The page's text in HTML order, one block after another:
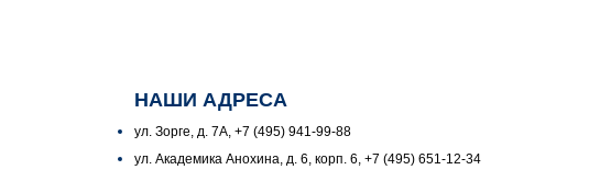
НАШИ АДРЕСА
ул. Зорге, д. 7А, +7 (495) 941-99-88
ул. Академика Анохина, д. 6, корп. 6, +7 (495) 651-12-34